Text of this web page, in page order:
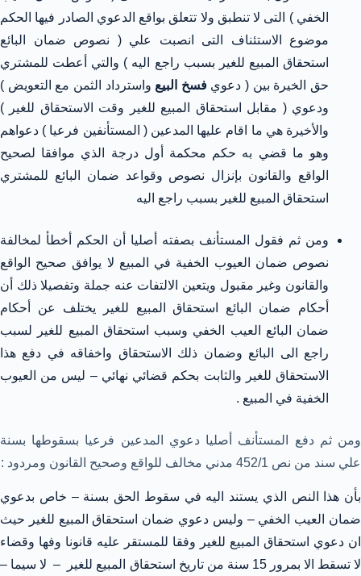
الخفي ) التى لا تنطبق ولا تتعلق بواقع الدعوي الصادر فيها الحكم
موضوع الاستئناف التى انصبت علي ( نصوص ضمان البائع
استحقاق المبيع للغير بسبب راجع اليه ) والتي أعطت للمشتري
حق الخيرة بين ( دعويفسخ البيع واسترداد الثمن مع التعويض )
ودعوي ( مقابل استحقاق المبيع للغير وقت الاستحقاق للغير )
والأخيرة هي ما اقام عليها المدعين ( المستأنفين فرعيا ) دعواهم
وهو ما قضي به حكم محكمة أول درجة الذي موافقا لصحيح
الواقع والقانون بإنزال نصوص وقواعد ضمان البائع للمشتري
استحقاق المبيع للغير بسبب راجع اليه
ومن ثم فقول المستأنف بصفته أصليا أن الحكم أخطأ لمخالفة
نصوص ضمان العيوب الخفية في المبيع لا يوافق صحيح الواقع
والقانون وغير مقبول ويتعين الالتفات عنه جملة وتفصيلا ذلك أن
أحكام ضمان البائع استحقاق المبيع للغير يختلف عن أحكام
ضمان البائع العيب الخفي وسبب استحقاق المبيع للغير لسبب
راجع الى البائع وضمان ذلك الاستحقاق واخفاقه في دفع هذا
الاستحقاق للغير والثابت بحكم قضائي نهائي – ليس من العيوب
الخفية في المبيع .
ومن ثم دفع المستأنف أصليا دعوي المدعين فرعيا بسقوطها بسنة
علي سند من نص 452/1 مدني مخالف للواقع وصحيح القانون ومردود :
بأن هذا النص الذي يستند اليه في سقوط الحق بسنة – خاص بدعوي
ضمان العيب الخفي – وليس دعوي ضمان استحقاق المبيع للغير حيث
ان دعوي استحقاق المبيع للغير وفقا للمستقر عليه قانونا وفها وقضاء
لا تسقط الا بمرور 15 سنة من تاريخ استحقاق المبيع للغير – لا سيما –